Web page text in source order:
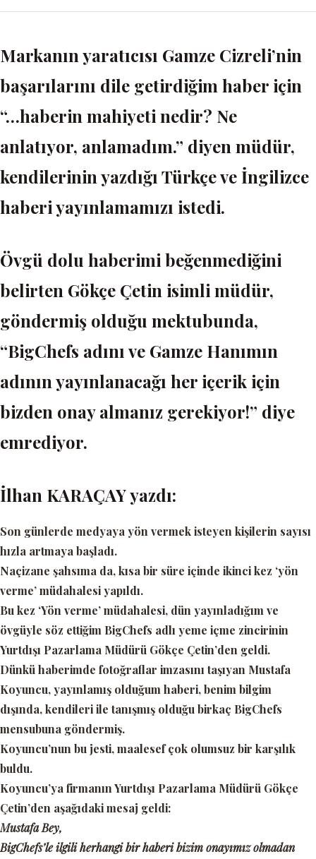
Markanın yaratıcısı Gamze Cizreli’nin
başarılarını dile getirdiğim haber için
“…haberin mahiyeti nedir? Ne
anlatıyor, anlamadım.” diyen müdür,
kendilerinin yazdığı Türkçe ve İngilizce
haberi yayınlamamızı istedi.
Övgü dolu haberimi beğenmediğini
belirten Gökçe Çetin isimli müdür,
göndermiş olduğu mektubunda,
“BigChefs adını ve Gamze Hanımın
adının yayınlanacağı her içerik için
bizden onay almanız gerekiyor!” diye
emrediyor.
İlhan KARAÇAY yazdı:
Son günlerde medyaya yön vermek isteyen kişilerin sayısı
hızla artmaya başladı.
Naçizane şahsıma da, kısa bir süre içinde ikinci kez ‘yön
verme’ müdahalesi yapıldı.
Bu kez ‘Yön verme’müdahalesi, dün yayınladığım ve
övgüyle söz ettiğim BigChefs adlı yeme içme zincirinin
Yurtdışı Pazarlama Müdürü Gökçe Çetin’den geldi.
Dünkü haberimde fotoğraflar imzasını taşıyan Mustafa
Koyuncu, yayınlamış olduğum haberi, benim bilgim
dışında, kendileri ile tanışmış olduğu birkaç BigChefs
mensubuna göndermiş.
Koyuncu’nun bu jesti, maalesef çok olumsuz bir karşılık
buldu.
Koyuncu’ya firmanın Yurtdışı Pazarlama Müdürü Gökçe
Çetin’den aşağıdaki mesaj geldi:
Mustafa Bey,
BigChefs’le ilgili herhangi bir haberi bizim onayımız olmadan